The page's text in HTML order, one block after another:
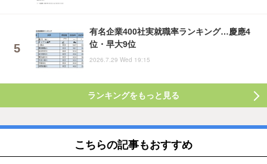
有名企業400社実就職率ランキング…慶應4
位・早大9位
2026.7.29 Wed 19:15
ランキングをもっと見る
こちらの記事もおすすめ